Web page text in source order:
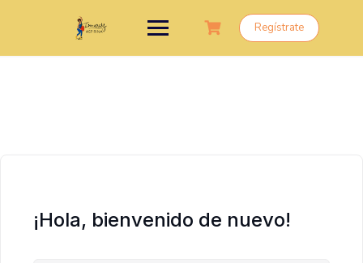
Regístrate
¡Hola, bienvenido de nuevo!